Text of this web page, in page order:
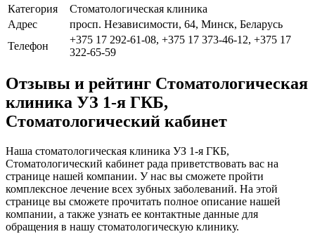
Категория
Стоматологическая клиника
Адрес
просп. Независимости, 64, Минск, Беларусь
Телефон
+375 17 292-61-08, +375 17 373-46-12, +375 17
322-65-59
Отзывы и рейтинг Стоматологическая
клиника УЗ 1-я ГКБ,
Стоматологический кабинет
Наша стоматологическая клиника УЗ 1-я ГКБ,
Стоматологический кабинет рада приветствовать вас на
странице нашей компании. У нас вы сможете пройти
комплексное лечение всех зубных заболеваний. На этой
странице вы сможете прочитать полное описание нашей
компании, а также узнать ее контактные данные для
обращения в нашу стоматологическую клинику.